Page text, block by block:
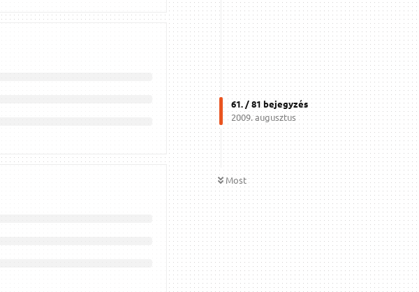
61. /81bejegyzés
2009. augusztus
Most